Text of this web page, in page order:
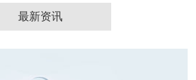
最新资讯